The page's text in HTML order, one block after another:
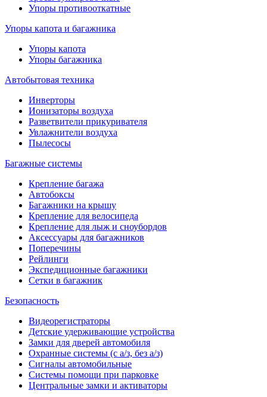
Упоры противооткатные
Упоры капота и багажника
Упоры капота
Упоры багажника
Автобытовая техника
Инверторы
Ионизаторы воздуха
Разветвители прикуривателя
Увлажнители воздуха
Пылесосы
Багажные системы
Крепление багажа
Автобоксы
Багажники на крышу
Крепление для велосипеда
Крепление для лыж и сноубордов
Аксессуары для багажников
Поперечины
Рейлинги
Экспедиционные багажники
Сетки в багажник
Безопасность
Видеорегистраторы
Детские удерживающие устройства
Замки для дверей автомобиля
Охранные системы (с а/з, без а/з)
Сигналы автомобильные
Системы помощи при парковке
Центральные замки и активаторы